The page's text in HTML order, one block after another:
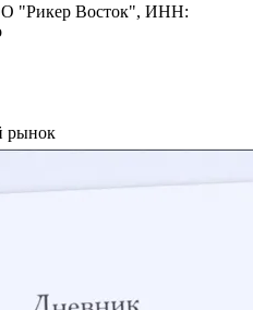
"Рикер Восток", ИНН:
рынок